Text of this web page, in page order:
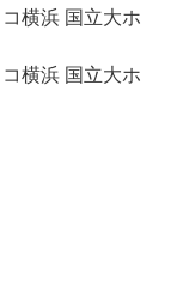
横浜 国立大ホ
横浜 国立大ホ